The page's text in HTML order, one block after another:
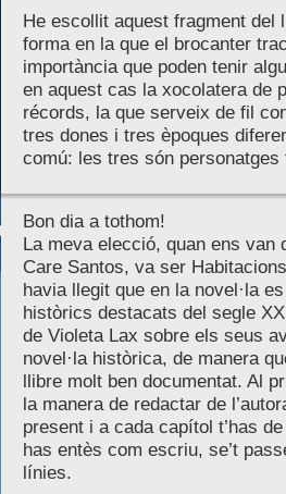
He escollit aquest fragment del
forma en la que el brocanter
importància que poden tenir
en aquest cas la xocolatera de
récords, la que serveix de fil
tres dones i tres èpoques
comú: les tres són
Bon dia a tothom!
La meva elecció, quan ens van
Care Santos, va ser
havia llegit que en la novel·la
històrics destacats del segle
de Violeta Lax sobre els seus
novel·la històrica, de manera
llibre molt ben documentat. Al
la manera de redactar de
present i a cada capítol t’has
has entès com escriu, se’t
línies.